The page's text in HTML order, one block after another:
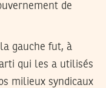
de
gauche fut, à
qui les a utilisés
milieux syndicaux